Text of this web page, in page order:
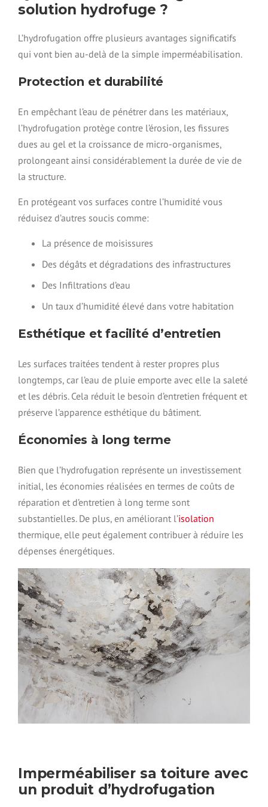
solution hydrofuge ?
L’hydrofugation offre plusieurs avantages significatifs
qui vont bien au-delà de la simple imperméabilisation.
Protection et durabilité
En empêchant l’eau de pénétrer dans les matériaux,
l’hydrofugation protège contre l’érosion, les fissures
dues au gel et la croissance de micro-organismes,
prolongeant ainsi considérablement la durée de vie de
la structure.
En protégeant vos surfaces contre l’humidité vous
réduisez d’autres soucis comme:
La présence de moisissures
Des dégâts et dégradations des infrastructures
Des Infiltrations d’eau
Un taux d’humidité élevé dans votre habitation
Esthétique et facilité d’entretien
Les surfaces traitées tendent à rester propres plus
longtemps, car l’eau de pluie emporte avec elle la saleté
et les débris. Cela réduit le besoin d’entretien fréquent et
préserve l’apparence esthétique du bâtiment.
Économies à long terme
Bien que l’hydrofugation représente un investissement
initial, les économies réalisées en termes de coûts de
réparation et d’entretien à long terme sont
substantielles. De plus, en améliorant l’isolation
thermique, elle peut également contribuer à réduire les
dépenses énergétiques.
Imperméabiliser sa toiture avec
un produit d’hydrofugation